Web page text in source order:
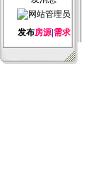
发布房源| 需求